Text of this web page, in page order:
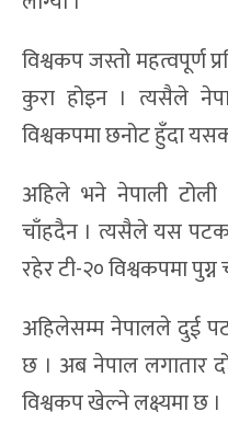
विश्वकप जस्तो महत्वपूर्ण
कुरा होइन । त्यसैले
विश्वकपमा छनोट हुँदा
अहिले भने नेपाली
चाँहदैन । त्यसैले यस पटक
रहेर टी-२० विश्वकपमा पुग्न
अहिलेसम्म नेपालले दुई
छ । अब नेपाल लगातार
विश्वकप खेल्ने लक्ष्यमा छ ।